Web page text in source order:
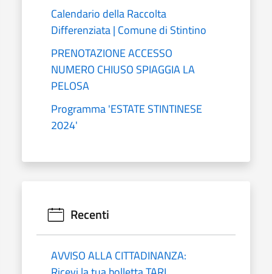
Calendario della Raccolta
Differenziata | Comune di Stintino
PRENOTAZIONE ACCESSO
NUMERO CHIUSO SPIAGGIA LA
PELOSA
Programma 'ESTATE STINTINESE
2024'
Recenti
AVVISO ALLA CITTADINANZA: